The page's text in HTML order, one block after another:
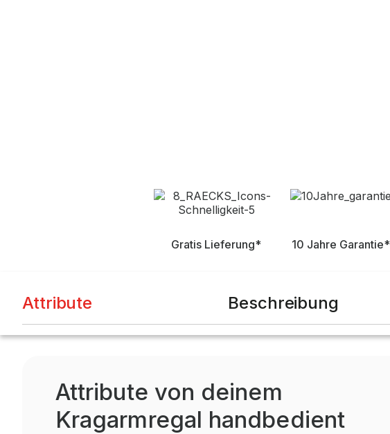
Gratis Lieferung* 10 Jahre Garantie*
Attribute Beschreibung
Attribute von deinem
Kragarmregal handbedient